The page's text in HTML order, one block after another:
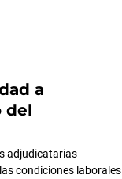
a
del
adjudicatarias
condiciones laborales